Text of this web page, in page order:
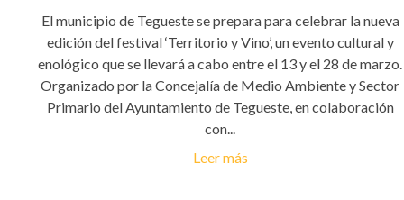
El municipio de Tegueste se prepara para celebrar la nueva
edición del festival ‘Territorio y Vino’, un evento cultural y
enológico que se llevará a cabo entre el 13 y el 28 de marzo.
Organizado por la Concejalía de Medio Ambiente y Sector
Primario del Ayuntamiento de Tegueste, en colaboración
con...
Leer más